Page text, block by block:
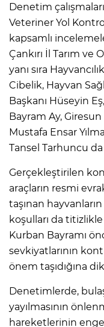
Denetim
Veteriner Yol
kapsamlı
Çankırı İl Tarım ve
yanı sıra
Cibelik, Hayvan
Başkanı Hüseyin
Bayram Ay,
Mustafa Ensar
Tansel Tarhuncu da
Gerçekleştirilen
araçların resmi
taşınan
koşulları da
Kurban Bayramı
sevkiyatlarının
önem taşıdığına
Denetimlerde,
yayılmasının
hareketlerinin